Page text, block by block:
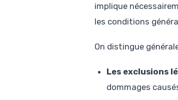
implique
les conditions
On distingue
Les exclusions
dommages